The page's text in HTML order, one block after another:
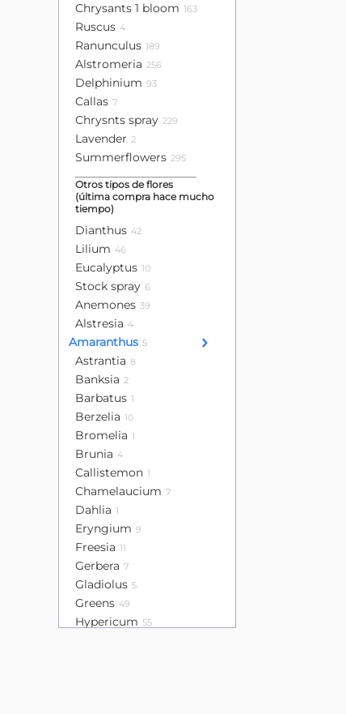
Chrysants 1 bloom 163
Ruscus 4
Ranunculus 189
Alstromeria 256
Delphinium 93
Callas 7
Chrysnts spray 229
Lavender 2
Summerflowers 295
Otros tipos de flores
(última compra hace mucho
tiempo)
Dianthus 42
Lilium 46
Eucalyptus 10
Stock spray 6
Anemones 39
Alstresia 4
Amaranthus 5
Astrantia 8
Banksia 2
Barbatus 1
Berzelia 10
Bromelia 1
Brunia 4
Callistemon 1
Chamelaucium 7
Dahlia 1
Eryngium 9
Freesia 11
Gerbera 7
Gladiolus 5
Greens 49
Hypericum 55